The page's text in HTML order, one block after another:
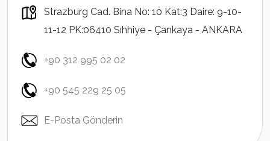
Strazburg Cad. Bina No: 10 Kat:3 Daire: 9-10-
11-12 PK:06410 Sıhhiye - Çankaya - ANKARA
+90 312 995 02 02
+90 545 229 25 05
E-Posta Gönderin